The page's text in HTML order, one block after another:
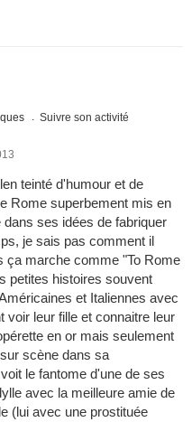
Suivre son activité
teinté d'humour et de
Rome superbement mis en
ses idées de fabriquer
je sais pas comment il
ça marche comme "To Rome
petites histoires souvent
et Italiennes avec
voir leur fille et connaitre leur
en or mais seulement
scène dans sa
le fantome d'une de ses
avec la meilleure amie de
(lui avec une prostituée